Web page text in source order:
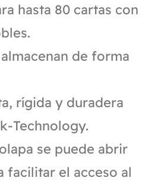
hasta 80 cartas con
de forma
rígida y duradera
Technology.
se puede abrir
facilitar el acceso al